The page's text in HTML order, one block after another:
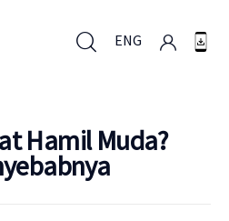
ENG
ENG
Hamil Muda?